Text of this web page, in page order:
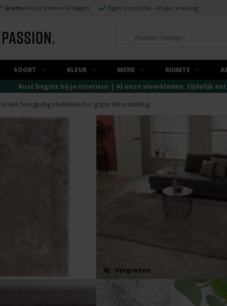
Gratis retour binnen 14 dagen. Eigen productie - 45 jaar ervaring
SOORT KLEUR MERK RUIMTE
Rust begint bij je interieur | Al onze vloerkleden, tijdelijk
Uniek hoogpolig vloerkleed in grijze kleurstelling
Vergroten